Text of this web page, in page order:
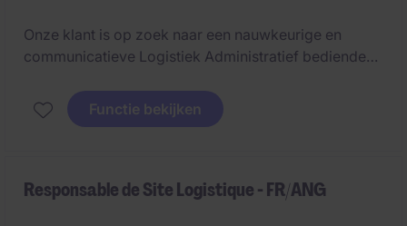
Onze klant is op zoek naar een nauwkeurige en
communicatieve Logistiek Administratief bediende
opvolging van transportactiviteiten. Je zorgt voor
een vlotte flow tussen chauffeurs, magazijn en
Functie bekijken
Responsable de Site Logistique - FR/ANG